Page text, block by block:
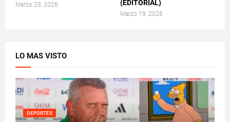
Marzo 23, 2026 (EDITORIAL)
Marzo 19, 2026
LO MAS VISTO
DEPORTES